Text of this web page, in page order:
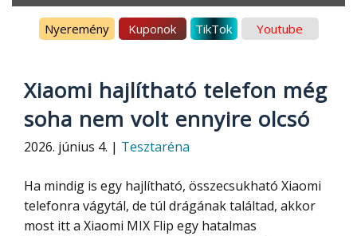
Nyeremény Kuponok TikTok Youtube
Xiaomi hajlítható telefon még
soha nem volt ennyire olcsó
2026. június 4. | Tesztaréna
Ha mindig is egy hajlítható, összecsukható Xiaomi
telefonra vágytál, de túl drágának találtad, akkor
most itt a Xiaomi MIX Flip egy hatalmas